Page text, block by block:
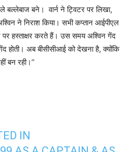
बल्लेबाज बने। वार्न ने ट्विटर पर लिखा,
ने निराश किया। सभी कप्तान आईपीएल
हस्ताक्षर करते हैं। उस समय अश्विन गेंद
होती। अब बीसीसीआई को देखना है, क्योंकि
बन रही।’’
IN